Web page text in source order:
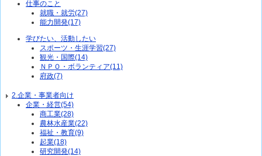
仕事のこと
就職・就労(27)
能力開発(17)
学びたい、活動したい
スポーツ・生涯学習(27)
観光・国際(14)
ＮＰＯ・ボランティア(11)
府政(7)
2.企業・事業者向け
企業・経営(54)
商工業(28)
農林水産業(22)
福祉・教育(9)
起業(18)
研究開発(14)